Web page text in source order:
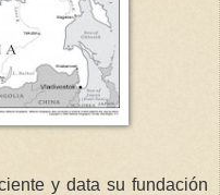
y data su fundación